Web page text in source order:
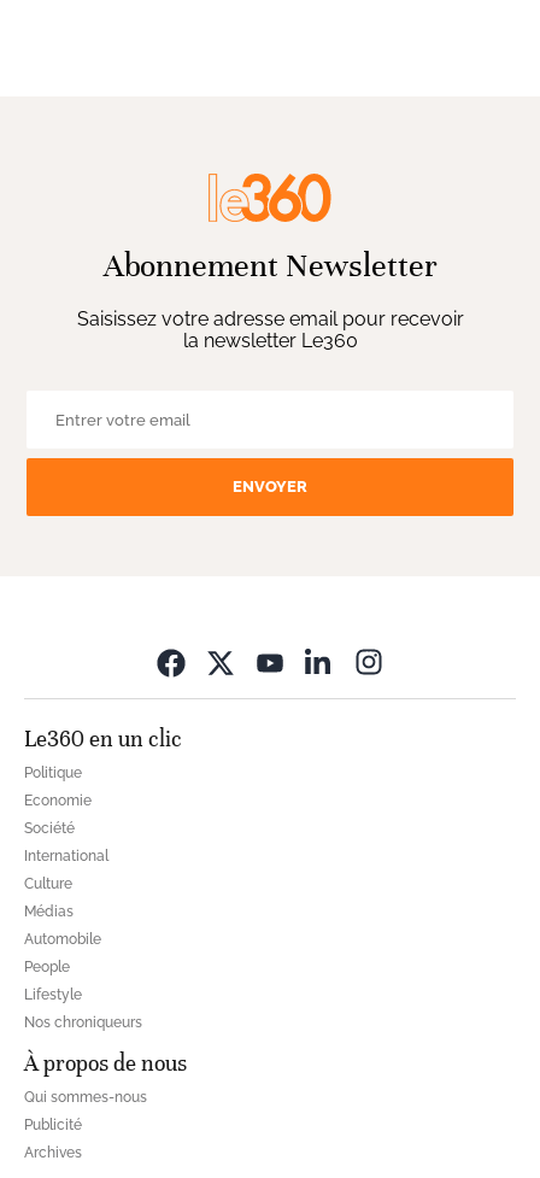
Abonnement Newsletter
Saisissez votre adresse email pour recevoir
la newsletter Le360
ENVOYER
Le360 en un clic
Politique
Economie
Société
International
Culture
Médias
Automobile
People
Lifestyle
Nos chroniqueurs
À propos de nous
Qui sommes-nous
Publicité
Archives